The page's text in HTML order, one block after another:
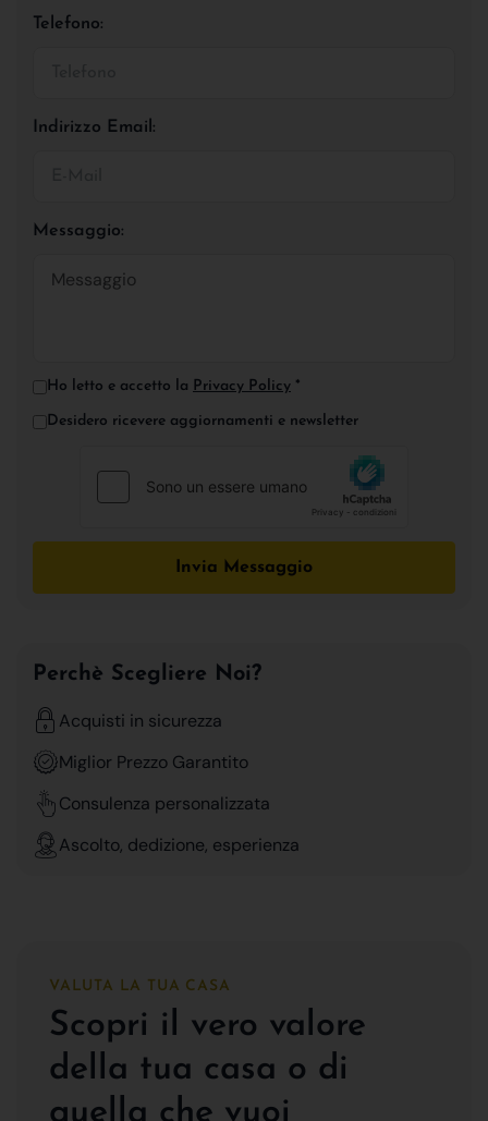
Telefono:
Indirizzo Email:
Messaggio:
Ho letto e accetto la Privacy Policy *
Desidero ricevere aggiornamenti e newsletter
Invia Messaggio
Perchè Scegliere Noi?
Acquisti in sicurezza
Miglior Prezzo Garantito
Consulenza personalizzata
Ascolto, dedizione, esperienza
VALUTA LA TUA CASA
Scopri il vero valore
della tua casa o di
quella che vuoi